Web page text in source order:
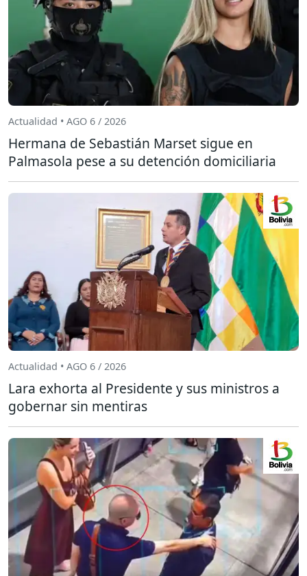
Actualidad • AGO 6 / 2026
Hermana de Sebastián Marset sigue en
Palmasola pese a su detención domiciliaria
Actualidad • AGO 6 / 2026
Lara exhorta al Presidente y sus ministros a
gobernar sin mentiras